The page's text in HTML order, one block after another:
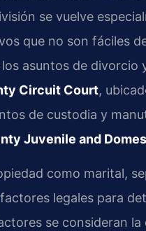
se vuelve
que no son fáciles
asuntos de divorcio
Circuit Court,
de custodia y
Juvenile and
como marital,
legales para
se consideran